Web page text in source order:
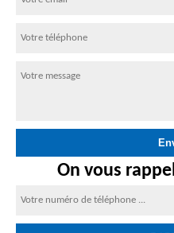
On vous